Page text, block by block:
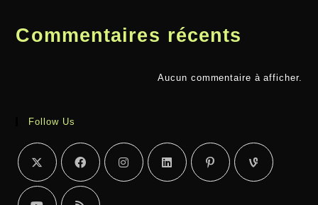
Commentaires récents
Aucun commentaire à afficher.
Follow Us